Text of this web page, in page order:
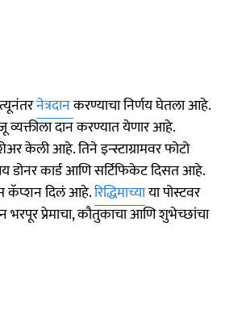
नेत्रदानकरण्याचा निर्णय घेतला आहे.
व्यक्तीला दान करण्यात येणार आहे.
केली आहे. तिने इन्स्टाग्रामवर फोटो
कार्ड आणि सर्टिफिकेट दिसत आहे.
कॅप्शन दिलं आहे.रिद्धिमाच्याया पोस्टवर
प्रेमाचा, कौतुकाचा आणि शुभेच्छांचा